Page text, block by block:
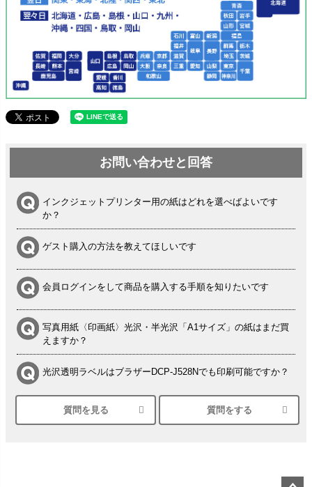
お問い合わせと回答
インクジェットプリンター用の紙はどれを選べばよいです
か？
ゲスト購入の方法を教えてほしいです
会員ログインをして商品を購入する手順を知りたいです
写真用紙〈印画紙〉光沢・半光沢「A1サイズ」の紙はまだ買
えますか？
光沢透明ラベルはブラザーDCP-J528Nでも印刷可能ですか？
シルバーペーパーにEPSON EP-30VAで印刷するときの設定
は？
質問を見る 質問をする